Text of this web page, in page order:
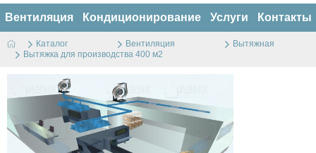
Вентиляция Кондиционирование Услуги Контакты
Каталог Вентиляция
Вытяжная
Вытяжка для производства 400 м2